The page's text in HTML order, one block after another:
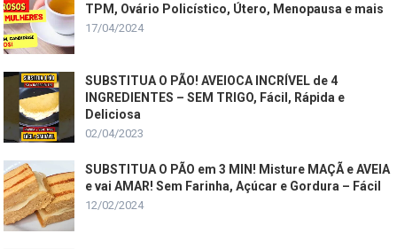
TPM, Ovário Policístico, Útero, Menopausa e mais
17/04/2024
SUBSTITUA O PÃO! AVEIOCA INCRÍVEL de 4
INGREDIENTES – SEM TRIGO, Fácil, Rápida e
Deliciosa
02/04/2023
SUBSTITUA O PÃO em 3 MIN! Misture MAÇÃ e AVEIA
e vai AMAR! Sem Farinha, Açúcar e Gordura – Fácil
12/02/2024